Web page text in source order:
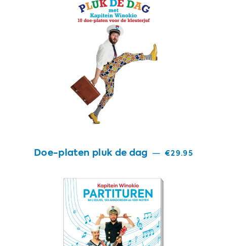
Doe-platen pluk de dag — €29.95